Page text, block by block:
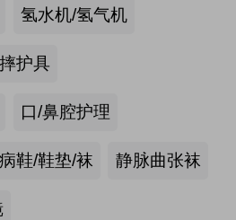
氢水机/氢气机
护具
口/鼻腔护理
鞋/鞋垫/袜 静脉曲张袜
痴呆筛查《眼动检测系统》：湖
蕾斯特科技有限公司
能手表：深圳埃微信息技术有